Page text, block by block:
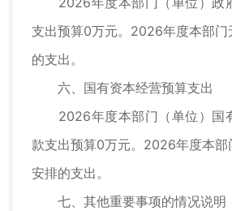
支出预算0万元。2026年度本部门
的支出。
六、国有资本经营预算支出
2026年度本部门（单位）国
款支出预算0万元。2026年度本部
安排的支出。
七、其他重要事项的情况说明